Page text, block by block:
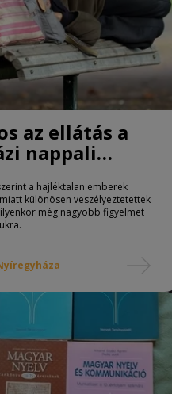
az ellátás a
nappali
a hajléktalan emberek
különösen veszélyeztetettek
még nagyobb figyelmet